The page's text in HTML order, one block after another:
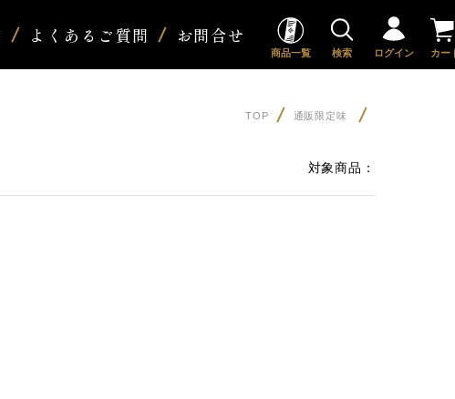
よくあるご質問 お問合せ
商品一覧 検索 ログイン カー
TOP 通販限定味
対象商品：